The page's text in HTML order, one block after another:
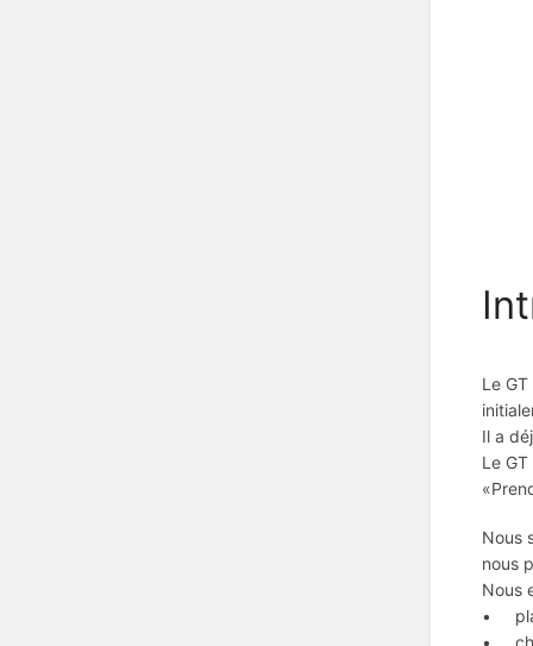
Le
Il a
Le
Nous
nous
Nous
•